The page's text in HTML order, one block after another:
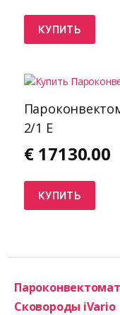
КУПИТЬ
2/1 E
€ 17130.00
КУПИТЬ
Сковороды iVario